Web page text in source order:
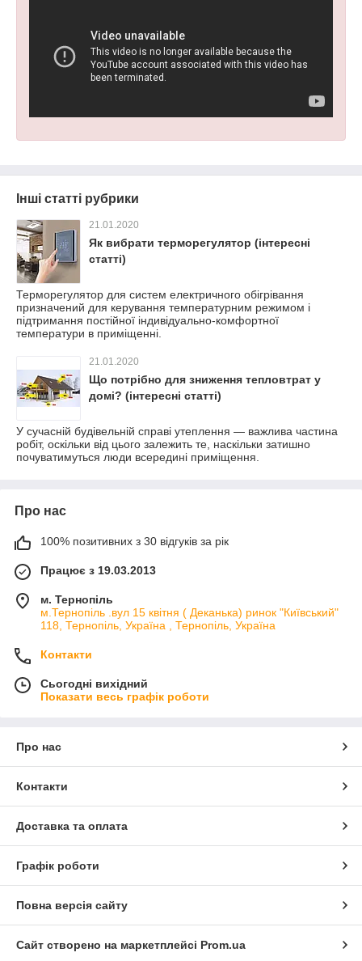
Інші статті рубрики
21.01.2020
Як вибрати терморегулятор (інтересні
статті)
Терморегулятор для систем електричного обігрівання
призначений для керування температурним режимом і
підтримання постійної індивідуально-комфортної
температури в приміщенні.
21.01.2020
Що потрібно для зниження тепловтрат у
домі? (інтересні статті)
У сучасній будівельній справі утеплення — важлива частина
робіт, оскільки від цього залежить те, наскільки затишно
почуватимуться люди всередині приміщення.
Про нас
100% позитивних з 30 відгуків за рік
Працює з 19.03.2013
м. Тернопіль
м.Тернопіль .вул 15 квітня ( Деканька) ринок "Київський"
118, Тернопіль, Україна , Тернопіль, Україна
Контакти
Сьогодні вихідний
Показати весь графік роботи
Про нас
Контакти
Доставка та оплата
Графік роботи
Повна версія сайту
Сайт створено на маркетплейсі Prom.ua